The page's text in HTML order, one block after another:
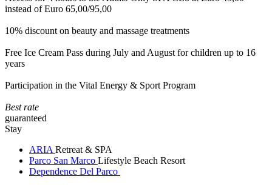
instead of Euro 65,00/95,00
10% discount on beauty and massage treatments
Free Ice Cream Pass during July and August for children up to 16
years
Participation in the Vital Energy & Sport Program
Best rate
guaranteed
Stay
ARIA Retreat & SPA
Parco San Marco Lifestyle Beach Resort
Dependence Del Parco